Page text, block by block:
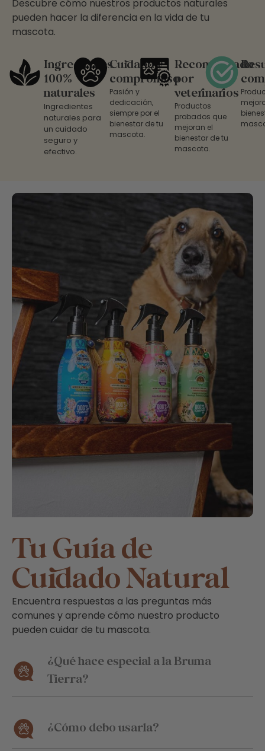
Descubre cómo nuestros productos naturales
pueden hacer la diferencia en la vida de tu
mascota.
Ingredientes
100%
naturales
Ingredientes
naturales para
un cuidado
seguro y
efectivo.
Cuidado y
compromiso
Pasión y
dedicación,
siempre por el
bienestar de tu
mascota.
Recomendado
por
veterinarios
Productos
probados que
mejoran el
bienestar de tu
mascota.
Tu Guía de
Cuidado Natural
Encuentra respuestas a las preguntas más
comunes y aprende cómo nuestro producto
pueden cuidar de tu mascota.
¿Qué hace especial a la Bruma
Tierra?
¿Cómo debo usarla?